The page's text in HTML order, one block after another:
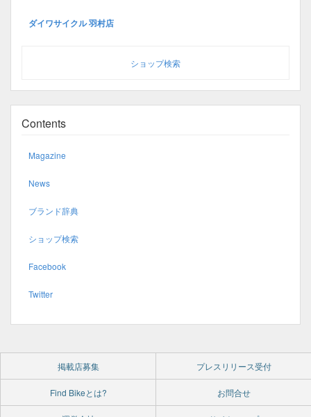
ダイワサイクル 羽村店
ショップ検索
Contents
Magazine
News
ブランド辞典
ショップ検索
Facebook
Twitter
掲載店募集 プレスリリース受付
Find Bikeとは? お問合せ